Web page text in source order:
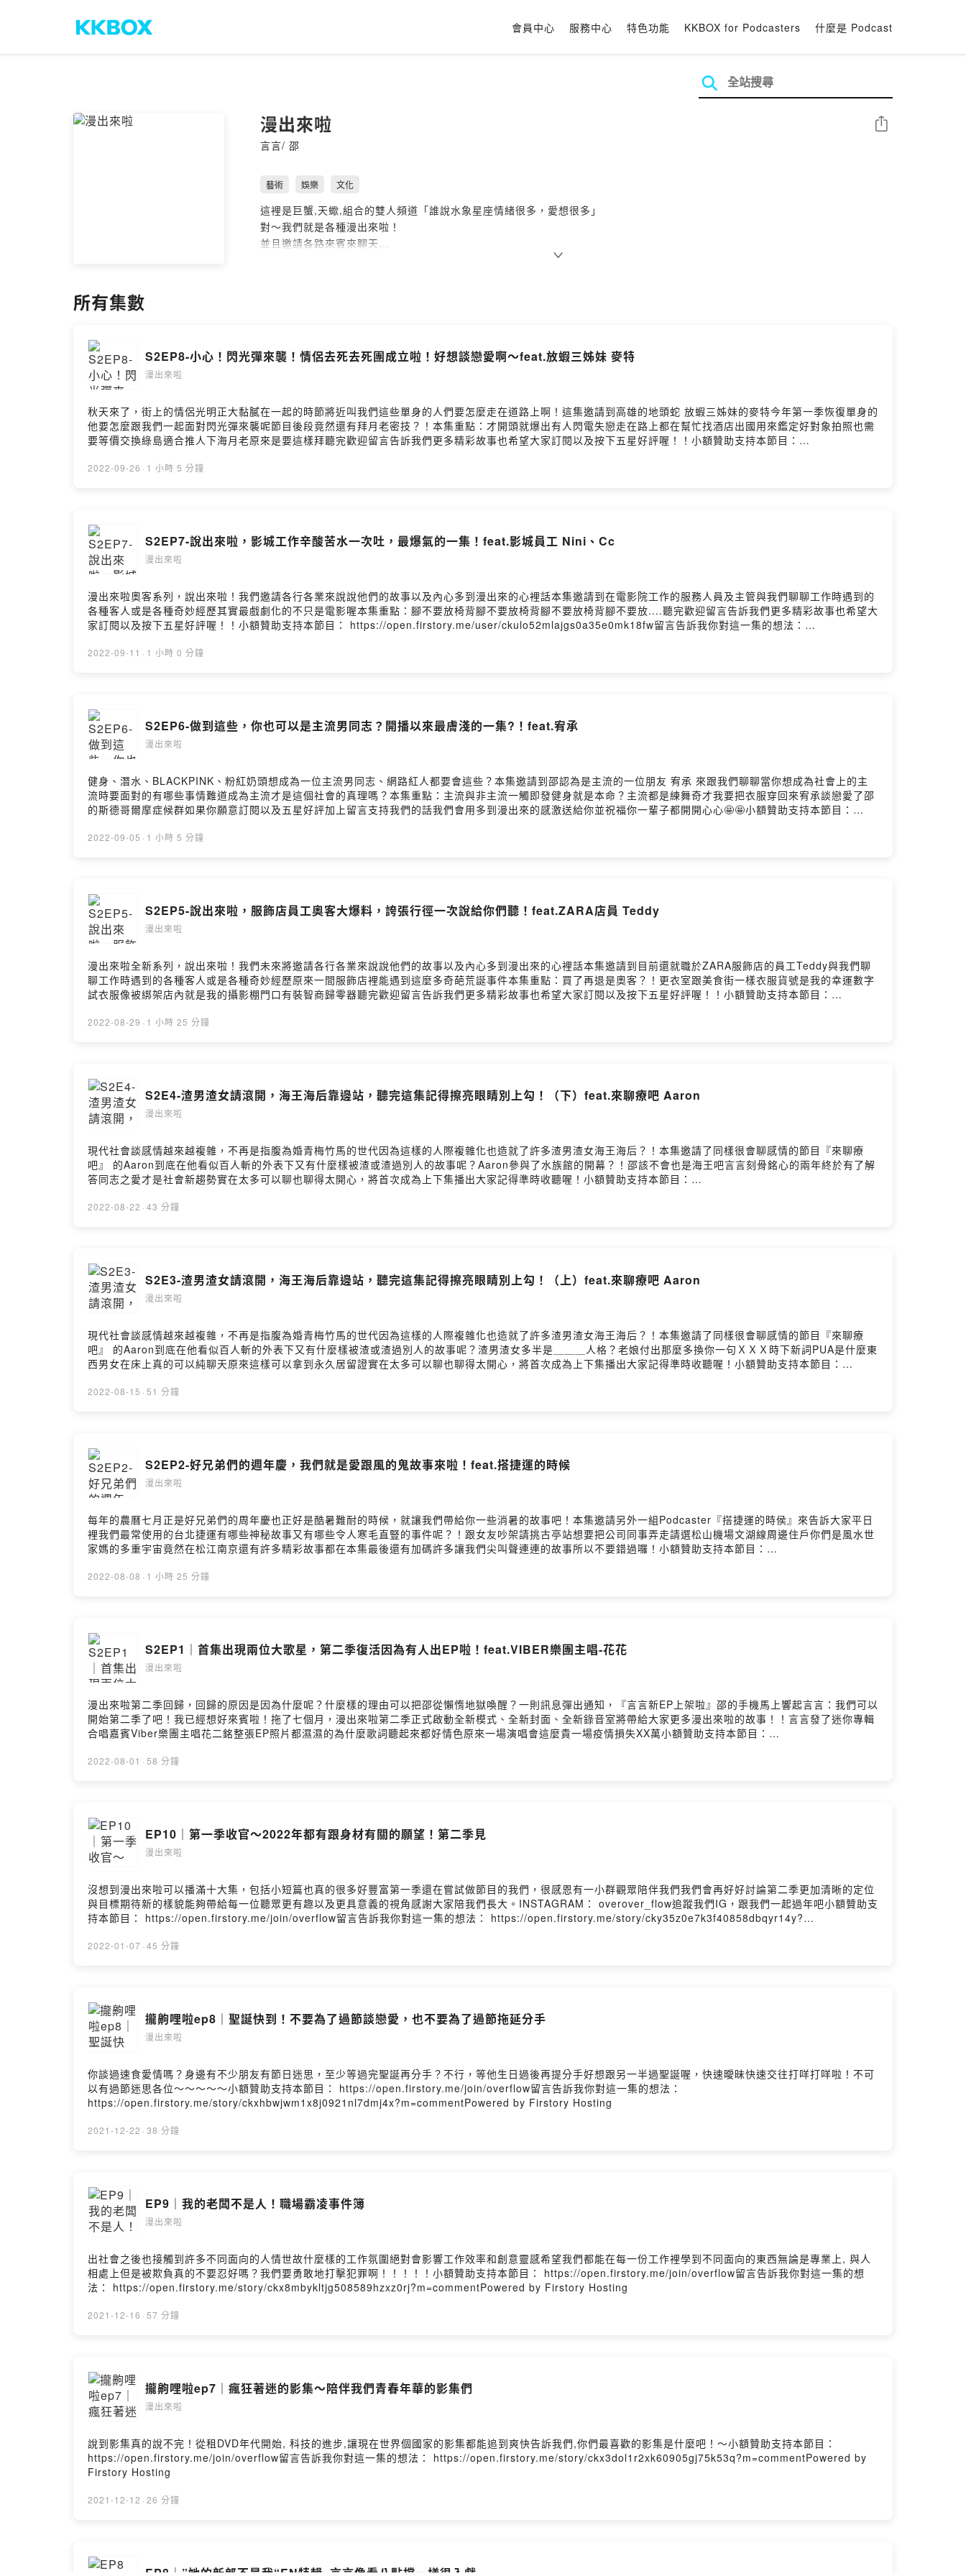
會員中心 服務中心 特色功能 KKBOX for Podcasters 什麼是 Podcast
漫出來啦
言言/ 邵
分享
藝術 娛樂 文化
這裡是巨蟹,天蠍,組合的雙人頻道「誰說水象星座情緒很多，愛想很多」
對～我們就是各種漫出來啦！
並且邀請各路來賓來聊天
｜每週ㄧ AM 08:00上新集數
Powered by Firstory Hosting
所有集數
S2EP8-小心！閃光彈來襲！情侶去死去死團成立啦！好想談戀愛啊～feat.放蝦三姊妹 麥特
漫出來啦
秋天來了，街上的情侶光明正大黏膩在一起的時節將近叫我們這些單身的人們要怎麼走在道路上啊！這集邀請到高雄的地頭蛇 放蝦三姊妹的麥特今年第一季恢復單身的
他要怎麼跟我們一起面對閃光彈來襲呢節目後段竟然還有拜月老密技？！本集重點：才開頭就爆出有人閃電失戀走在路上都在幫忙找酒店出國用來鑑定好對象拍照也需
要等價交換綠島適合推人下海月老原來是要這樣拜聽完歡迎留言告訴我們更多精彩故事也希望大家訂閱以及按下五星好評喔！！小額贊助支持本節目：
https://open.firstory.me/user/ckulo52mlajgs0a35e0mk18fw/commentsPowered by Firstory Hosting
2022-09-26 · 1 小時 5 分鐘
S2EP7-說出來啦，影城工作辛酸苦水一次吐，最爆氣的一集！feat.影城員工 Nini、Cc
漫出來啦
漫出來啦奧客系列，說出來啦！我們邀請各行各業來說說他們的故事以及內心多到漫出來的心裡話本集邀請到在電影院工作的服務人員及主管與我們聊聊工作時遇到的
各種客人或是各種奇妙經歷其實最戲劇化的不只是電影喔本集重點：腳不要放椅背腳不要放椅背腳不要放椅背腳不要放....聽完歡迎留言告訴我們更多精彩故事也希望大
家訂閱以及按下五星好評喔！！小額贊助支持本節目： https://open.firstory.me/user/ckulo52mlajgs0a35e0mk18fw留言告訴我你對這一集的想法：
2022-09-11 · 1 小時 0 分鐘
S2EP6-做到這些，你也可以是主流男同志？開播以來最膚淺的一集?！feat.宥承
漫出來啦
健身、潛水、BLACKPINK、粉紅奶頭想成為一位主流男同志、網路紅人都要會這些？本集邀請到邵認為是主流的一位朋友 宥承 來跟我們聊聊當你想成為社會上的主
流時要面對的有哪些事情難道成為主流才是這個社會的真理嗎？本集重點：主流與非主流一觸即發健身就是本命？主流都是練舞奇才我要把衣服穿回來宥承談戀愛了邵
的斯德哥爾摩症候群如果你願意訂閱以及五星好評加上留言支持我們的話我們會用多到漫出來的感激送給你並祝福你一輩子都開開心心🤩🤩小額贊助支持本節目：
https://open.firstory.me/user/ckulo52mlajgs0a35e0mk18fw/commentsPowered by Firstory Hosting
2022-09-05 · 1 小時 5 分鐘
S2EP5-說出來啦，服飾店員工奧客大爆料，誇張行徑一次說給你們聽！feat.ZARA店員 Teddy
漫出來啦
漫出來啦全新系列，說出來啦！我們未來將邀請各行各業來說說他們的故事以及內心多到漫出來的心裡話本集邀請到目前還就職於ZARA服飾店的員工Teddy與我們聊
聊工作時遇到的各種客人或是各種奇妙經歷原來一間服飾店裡能遇到這麼多奇葩荒誕事件本集重點：買了再退是奧客？！更衣室跟美食街一樣衣服貨號是我的幸運數字
試衣服像被綁架店內就是我的攝影棚門口有裝智商歸零器聽完歡迎留言告訴我們更多精彩故事也希望大家訂閱以及按下五星好評喔！！小額贊助支持本節目：
https://open.firstory.me/user/ckulo52mlajgs0a35e0mk18fw/commentsPowered by Firstory Hosting
2022-08-29 · 1 小時 25 分鐘
S2E4-渣男渣女請滾開，海王海后靠邊站，聽完這集記得擦亮眼睛別上勾！（下）feat.來聊療吧 Aaron
漫出來啦
現代社會談感情越來越複雜，不再是指腹為婚青梅竹馬的世代因為這樣的人際複雜化也造就了許多渣男渣女海王海后？！本集邀請了同樣很會聊感情的節目『來聊療
吧』 的Aaron到底在他看似百人斬的外表下又有什麼樣被渣或渣過別人的故事呢？Aaron參與了水族館的開幕？！邵該不會也是海王吧言言刻骨銘心的兩年終於有了解
答同志之愛才是社會新趨勢實在太多可以聊也聊得太開心，將首次成為上下集播出大家記得準時收聽喔！小額贊助支持本節目：
https://open.firstory.me/user/ckulo52mlajgs0a35e0mk18fw/commentsPowered by Firstory Hosting
2022-08-22 · 43 分鐘
S2E3-渣男渣女請滾開，海王海后靠邊站，聽完這集記得擦亮眼睛別上勾！（上）feat.來聊療吧 Aaron
漫出來啦
現代社會談感情越來越複雜，不再是指腹為婚青梅竹馬的世代因為這樣的人際複雜化也造就了許多渣男渣女海王海后？！本集邀請了同樣很會聊感情的節目『來聊療
吧』 的Aaron到底在他看似百人斬的外表下又有什麼樣被渣或渣過別人的故事呢？渣男渣女多半是＿＿＿人格？老娘付出那麼多換你一句ＸＸＸ時下新詞PUA是什麼東
西男女在床上真的可以純聊天原來這樣可以拿到永久居留證實在太多可以聊也聊得太開心，將首次成為上下集播出大家記得準時收聽喔！小額贊助支持本節目：
https://open.firstory.me/user/ckulo52mlajgs0a35e0mk18fw/commentsPowered by Firstory Hosting
2022-08-15 · 51 分鐘
S2EP2-好兄弟們的週年慶，我們就是愛跟風的鬼故事來啦！feat.搭捷運的時候
漫出來啦
每年的農曆七月正是好兄弟們的周年慶也正好是酷暑難耐的時候，就讓我們帶給你一些消暑的故事吧！本集邀請另外一組Podcaster『搭捷運的時侯』來告訴大家平日
裡我們最常使用的台北捷運有哪些神秘故事又有哪些令人寒毛直豎的事件呢？！跟女友吵架請挑古亭站想要把公司同事弄走請選松山機場文湖線周邊住戶你們是風水世
家媽的多重宇宙竟然在松江南京還有許多精彩故事都在本集最後還有加碼許多讓我們尖叫聲連連的故事所以不要錯過囉！小額贊助支持本節目：
https://open.firstory.me/user/ckulo52mlajgs0a35e0mk18fw/commentsPowered by Firstory Hosting
2022-08-08 · 1 小時 25 分鐘
S2EP1｜首集出現兩位大歌星，第二季復活因為有人出EP啦！feat.VIBER樂團主唱-花花
漫出來啦
漫出來啦第二季回歸，回歸的原因是因為什麼呢？什麼樣的理由可以把邵從懶惰地獄喚醒？一則訊息彈出通知，『言言新EP上架啦』邵的手機馬上響起言言：我們可以
開始第二季了吧！我已經想好來賓啦！拖了七個月，漫出來啦第二季正式啟動全新模式、全新封面、全新錄音室將帶給大家更多漫出來啦的故事！！言言發了迷你專輯
合唱嘉賓Viber樂團主唱花二銘整張EP照片都濕濕的為什麼歌詞聽起來都好情色原來一場演唱會這麼貴一場疫情損失XX萬小額贊助支持本節目：
https://open.firstory.me/user/ckulo52mlajgs0a35e0mk18fw/commentsPowered by Firstory Hosting
2022-08-01 · 58 分鐘
EP10｜第一季收官～2022年都有跟身材有關的願望！第二季見
漫出來啦
沒想到漫出來啦可以播滿十大集，包括小短篇也真的很多好豐富第一季還在嘗試做節目的我們，很感恩有一小群觀眾陪伴我們我們會再好好討論第二季更加清晰的定位
與目標期待新的樣貌能夠帶給每一位聽眾更有趣以及更具意義的視角感謝大家陪我們長大。INSTAGRAM： overover_flow追蹤我們IG，跟我們一起過年吧小額贊助支
持本節目： https://open.firstory.me/join/overflow留言告訴我你對這一集的想法： https://open.firstory.me/story/cky35z0e7k3f40858dbqyr14y?
2022-01-07 · 45 分鐘
攏齁哩啦ep8｜聖誕快到！不要為了過節談戀愛，也不要為了過節拖延分手
漫出來啦
你談過速食愛情嗎？身邊有不少朋友有節日迷思，至少等過完聖誕再分手？不行，等他生日過後再提分手好想跟另一半過聖誕喔，快速曖昧快速交往打咩打咩啦！不可
以有過節迷思各位～～～～～小額贊助支持本節目： https://open.firstory.me/join/overflow留言告訴我你對這一集的想法：
https://open.firstory.me/story/ckxhbwjwm1x8j0921nl7dmj4x?m=commentPowered by Firstory Hosting
2021-12-22 · 38 分鐘
EP9｜我的老闆不是人！職場霸凌事件簿
漫出來啦
出社會之後也接觸到許多不同面向的人情世故什麼樣的工作氛圍絕對會影響工作效率和創意靈感希望我們都能在每一份工作裡學到不同面向的東西無論是專業上, 與人
相處上但是被欺負真的不要忍好嗎？我們要勇敢地打擊犯罪啊！！！！！小額贊助支持本節目： https://open.firstory.me/join/overflow留言告訴我你對這一集的想
法： https://open.firstory.me/story/ckx8mbykltjg508589hzxz0rj?m=commentPowered by Firstory Hosting
2021-12-16 · 57 分鐘
攏齁哩啦ep7｜瘋狂著迷的影集～陪伴我們青春年華的影集們
漫出來啦
說到影集真的說不完！從租DVD年代開始, 科技的進步,讓現在世界個國家的影集都能追到爽快告訴我們,你們最喜歡的影集是什麼吧！～小額贊助支持本節目：
https://open.firstory.me/join/overflow留言告訴我你對這一集的想法： https://open.firstory.me/story/ckx3dol1r2xk60905gj75k53q?m=commentPowered by
Firstory Hosting
2021-12-12 · 26 分鐘